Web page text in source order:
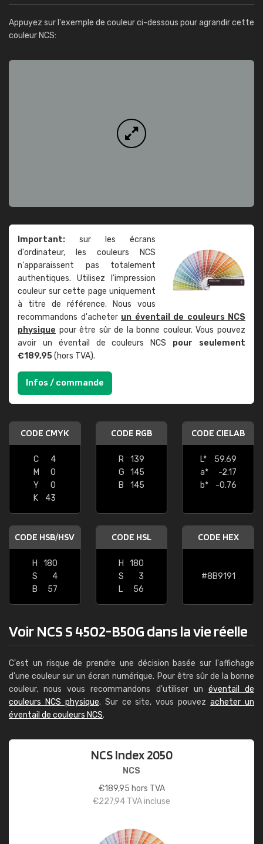
Appuyez sur l'exemple de couleur ci-dessous pour agrandir cette
couleur NCS:
Important: sur les écrans
d'ordinateur, les couleurs NCS
n'apparaissent pas totalement
authentiques. Utilisez l'impression
couleur sur cette page uniquement
à titre de référence. Nous vous
recommandons d'acheter un éventail de couleurs NCS
physique pour être sûr de la bonne couleur. Vous pouvez
avoir un éventail de couleurs NCS pour seulement
€189,95(hors TVA).
Infos / commande
CODE CMYK
C
4
M
0
Y
0
K
43
CODE RGB
R
139
G
145
B
145
CODE CIELAB
L*
59.69
a*
-2.17
b*
-0.76
CODE HSB/HSV
H
180
S
4
B
57
CODE HSL
H
180
S
3
L
56
CODE HEX
#8B9191
Voir NCS S 4502-B50G dans la vie réelle
C'est un risque de prendre une décision basée sur l'affichage
d'une couleur sur un écran numérique. Pour être sûr de la bonne
couleur, nous vous recommandons d'utiliser un éventail de
couleurs NCS physique. Sur ce site, vous pouvezacheter un
éventail de couleurs NCS.
NCS Index 2050
NCS
€189,95 hors TVA
€227,94 TVA incluse